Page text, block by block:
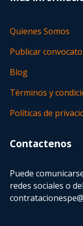
Quienes Somos
Publicar
Blog
Términos y
Políticas de
Contactenos
Puede
redes sociales o